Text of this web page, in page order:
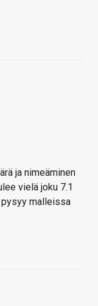
ja nimeäminen
vielä joku 7.1
malleissa